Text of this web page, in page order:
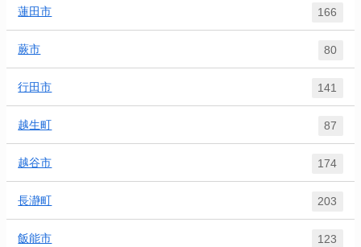
蓮田市 166
蕨市 80
行田市 141
越生町 87
越谷市 174
長瀞町 203
飯能市 123